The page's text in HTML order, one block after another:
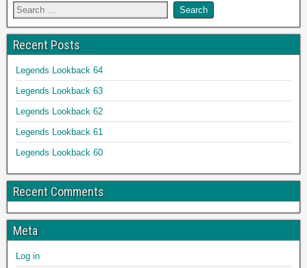
Recent Posts
Legends Lookback 64
Legends Lookback 63
Legends Lookback 62
Legends Lookback 61
Legends Lookback 60
Recent Comments
Meta
Log in